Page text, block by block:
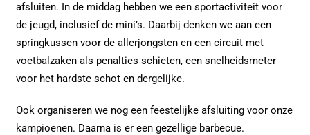
afsluiten. In de middag hebben we een sportactiviteit voor
de jeugd, inclusief de mini’s. Daarbij denken we aan een
springkussen voor de allerjongsten en een circuit met
voetbalzaken als penalties schieten, een snelheidsmeter
voor het hardste schot en dergelijke.
Ook organiseren we nog een feestelijke afsluiting voor onze
kampioenen. Daarna is er een gezellige barbecue.